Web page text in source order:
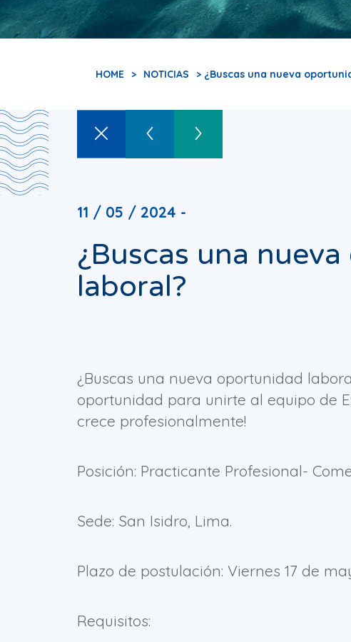
HOME > NOTICIAS > ¿Buscas una nueva
11 / 05 / 2024 -
¿Buscas una
laboral?
¿Buscas una nueva oportunidad
oportunidad para unirte al equipo de
crece profesionalmente!
Posición: Practicante Profesional-
Sede: San Isidro, Lima.
Plazo de postulación: Viernes 17 de
Requisitos: